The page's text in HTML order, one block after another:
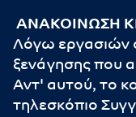
ΑΝΑΚΟΙΝΩΣΗ
Λόγω εργασιών
ξενάγησης που
Αντ' αυτού, το
τηλεσκόπιο